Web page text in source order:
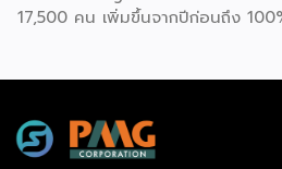
Rating) และวัดค่าคอเลสเตอรอลช
17,500 คน เพิ่มขึ้นจากปีก่อนถึง
แต่คือปรากฏการณ์ที่กำลังเปลี่ยนภูมิทั
Wellness ทั่วโลก และกำลังสร้างโอก